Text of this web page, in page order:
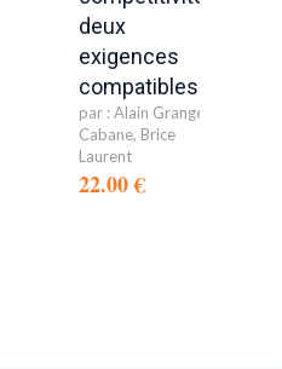
deux
exigences
compatibles?
par :Alain Grangé-
Cabane, Brice
Laurent
22.00 €